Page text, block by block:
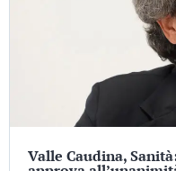
Valle Caudina,